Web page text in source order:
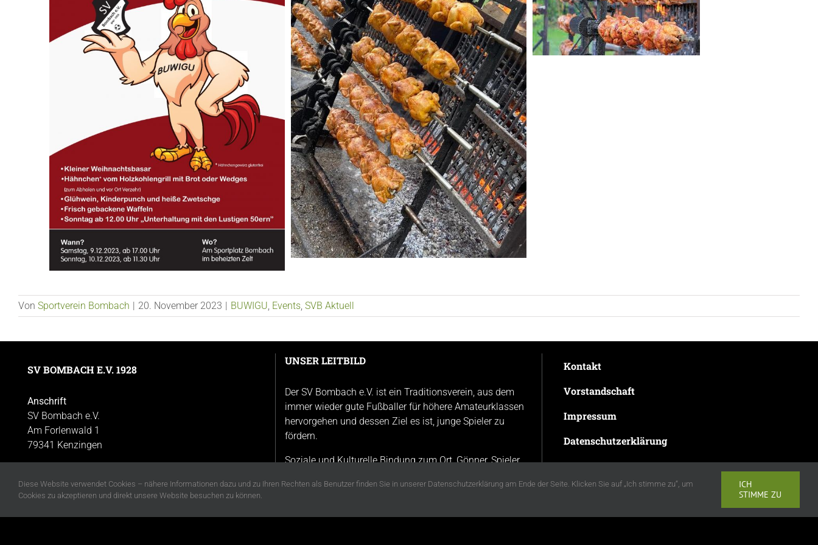
Von Sportverein Bombach 20. November 2023 BUWIGU, Events, SVB Aktuell
SV BOMBACH E.V. 1928
Anschrift
SV Bombach e.V.
Am Forlenwald 1
79341 Kenzingen
UNSER LEITBILD
Der SV Bombach e.V. ist ein Traditionsverein, aus dem
immer wieder gute Fußballer für höhere Amateurklassen
hervorgehen und dessen Ziel es ist, junge Spieler zu
fördern.
Soziale und Kulturelle Bindung zum Ort, Gönner, Spieler
Kontakt
Vorstandschaft
Impressum
Datenschutzerklärung
Diese Website verwendet Cookies – nähere Informationen dazu und zu Ihren Rechten als Benutzer finden Sie in unserer Datenschutzerklärung am Ende der Seite. Klicken Sie auf „Ich stimme zu“, um
Cookies zu akzeptieren und direkt unsere Website besuchen zu können.
ICH
STIMME ZU